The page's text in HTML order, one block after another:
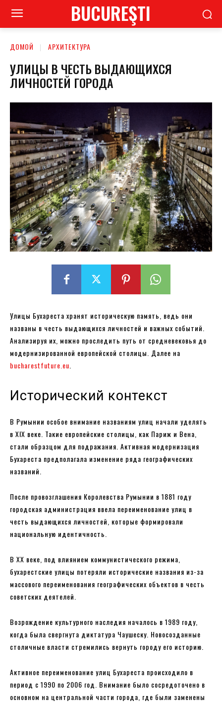
BUCUREŞTI
ДОМОЙ АРХИТЕКТУРА
УЛИЦЫ В ЧЕСТЬ ВЫДАЮЩИХСЯ
ЛИЧНОСТЕЙ ГОРОДА
Улицы Бухареста хранят историческую память, ведь они
названы в честь выдающихся личностей и важных событий.
Анализируя их, можно проследить путь от средневековья до
модернизированной европейской столицы. Далее на
bucharestfuture.eu
Исторический контекст
В Румынии особое внимание названиям улиц начали уделять
в XIX веке. Такие европейские столицы, как Париж и Вена,
стали образцом для подражания. Активная модернизация
Бухареста предполагала изменение ряда географических
названий.
После провозглашения Королевства Румынии в 1881 году
городская администрация ввела переименование улиц в
честь выдающихся личностей, которые формировали
национальную идентичность.
В ХХ веке, под влиянием коммунистического режима,
бухарестские улицы потеряли исторические названия из-за
массового переименования географических объектов в честь
советских деятелей.
Возрождение культурного наследия началось в 1989 году,
когда была свергнута диктатура Чаушеску. Новосозданные
столичные власти стремились вернуть городу его историю.
Активное переименование улиц Бухареста происходило в
период с 1990 по 2006 год. Внимание было сосредоточено в
основном на центральной части города, где были заменены